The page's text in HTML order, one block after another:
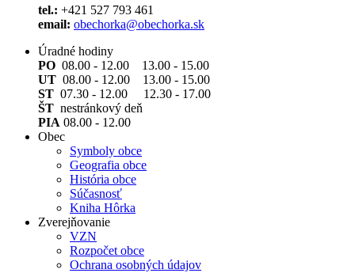
tel.: +421 527 793 461
email: obechorka@obechorka.sk
Úradné hodiny
PO 08.00 - 12.00 13.00 - 15.00
UT 08.00 - 12.00 13.00 - 15.00
ST 07.30 - 12.00 12.30 - 17.00
ŠT nestránkový deň
PIA 08.00 - 12.00
Obec
Symboly obce
Geografia obce
História obce
Súčasnosť
Kniha Hôrka
Zverejňovanie
VZN
Rozpočet obce
Ochrana osobných údajov